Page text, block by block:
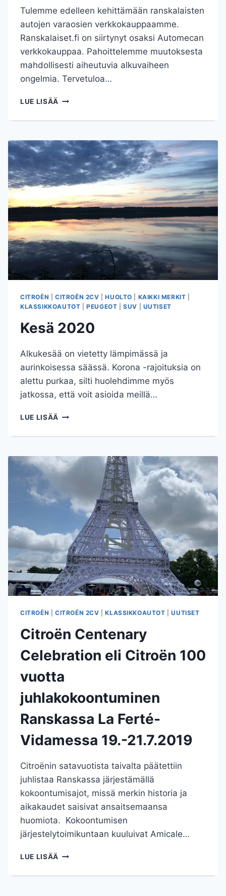
Tulemme edelleen kehittämään ranskalaisten
autojen varaosien verkkokauppaamme.
Ranskalaiset.fi on siirtynyt osaksi Automecan
verkkokauppaa. Pahoittelemme muutoksesta
mahdollisesti aiheutuvia alkuvaiheen
ongelmia. Tervetuloa…
LUE LISÄÄ KEHITÄMME
CITROËN CITROËN 2CV |HUOLTO KAIKKI MERKIT
KLASSIKKOAUTOT |PEUGEOT |SUV UUTISET
Kesä 2020
Alkukesää on vietetty lämpimässä ja
aurinkoisessa säässä. Korona -rajoituksia on
alettu purkaa, silti huolehdimme myös
jatkossa, että voit asioida meillä…
LUE LISÄÄ KESÄ
CITROËN CITROËN 2CV |KLASSIKKOAUTOT |UUTISET
Citroën Centenary
Celebration eli Citroën 100
vuotta
juhlakokoontuminen
Ranskassa La Ferté-
Vidamessa 19.-21.7.2019
Citroënin satavuotista taivalta päätettiin
juhlistaa Ranskassa järjestämällä
kokoontumisajot, missä merkin historia ja
aikakaudet saisivat ansaitsemaansa
huomiota. Kokoontumisen
järjestelytoimikuntaan kuuluivat Amicale…
LUE LISÄÄ CITROËN
CELEBRATION